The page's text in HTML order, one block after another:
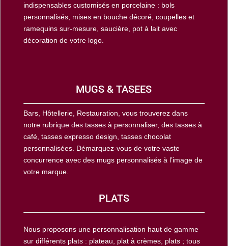
indispensables customisés en porcelaine : bols
personnalisés, mises en bouche décoré, coupelles et
ramequins sur-mesure, saucière, pot à lait avec
décoration de votre logo.
MUGS & TASEES
Bars, Hôtellerie, Restauration, vous trouverez dans
notre rubrique des tasses à personnaliser, des tasses à
café, tasses expresso design, tasses chocolat
personnalisées. Démarquez-vous de votre vaste
concurrence avec des mugs personnalisés à l’image de
votre marque.
PLATS
Nous proposons une personnalisation haut de gamme
sur différents plats : plateau, plat à crèmes, plats ; tous